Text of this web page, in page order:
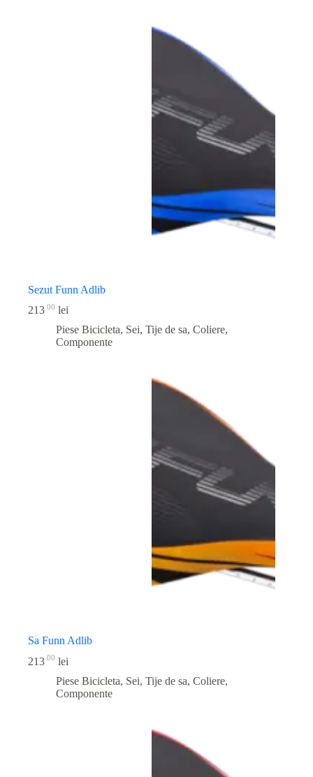
Sezut Funn Adlib
213 00 lei
Piese Bicicleta, Sei, Tije de sa, Coliere,
Componente
Sa Funn Adlib
213 00 lei
Piese Bicicleta, Sei, Tije de sa, Coliere,
Componente